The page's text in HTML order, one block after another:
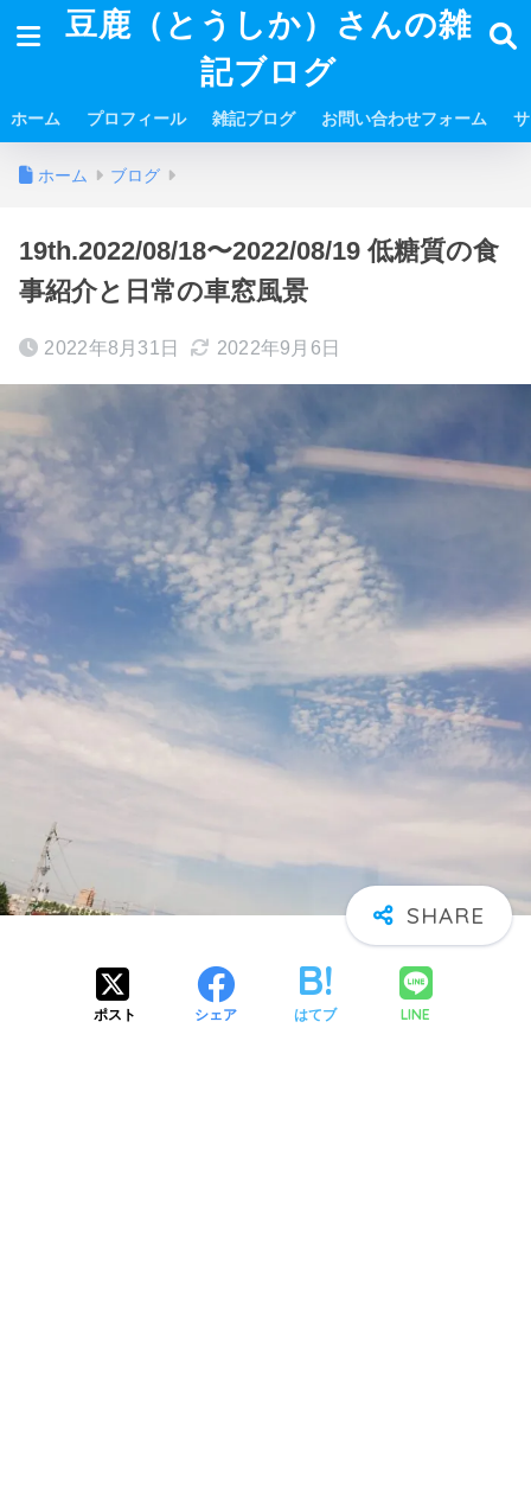
豆鹿（とうしか）さんの雑
記ブログ
ホーム プロフィール 雑記ブログ お問い合わせフォーム
ホーム ブログ
19th.2022/08/18〜2022/08/19 低糖質の食
事紹介と日常の車窓風景
2022年8月31日 2022年9月6日
ポスト シェア はてブ LINE